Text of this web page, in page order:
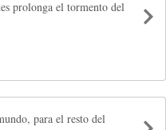
prolonga el tormento del
para el resto del